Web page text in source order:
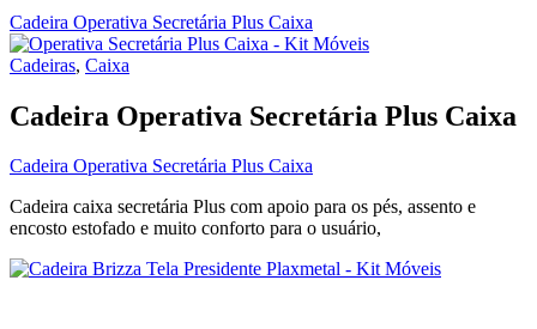
Cadeira Operativa Secretária Plus Caixa
Cadeiras, Caixa
Cadeira Operativa Secretária Plus Caixa
Cadeira Operativa Secretária Plus Caixa
Cadeira caixa secretária Plus com apoio para os pés, assento e
encosto estofado e muito conforto para o usuário,